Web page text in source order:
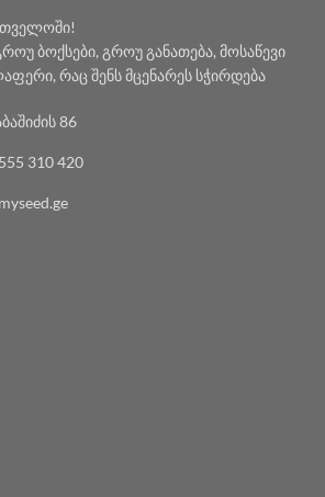
ბოქსები, გროუ განათება, მოსაწევი
რაც შენს მცენარეს სჭირდება
86
310 420